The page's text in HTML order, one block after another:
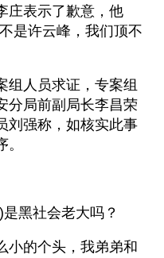
庄表示了歉意，他
是许云峰，我们顶不
组人员求证，专案组
分局前副局长李昌荣
刘强称，如核实此事
黑社会老大吗？
小的个头，我弟弟和